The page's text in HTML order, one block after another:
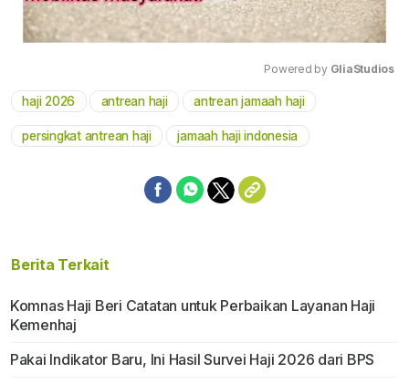
Powered by GliaStudios
haji 2026 antrean haji antrean jamaah haji
persingkat antrean haji jamaah haji indonesia
Berita Terkait
Komnas Haji Beri Catatan untuk Perbaikan Layanan Haji
Kemenhaj
Pakai Indikator Baru, Ini Hasil Survei Haji 2026 dari BPS